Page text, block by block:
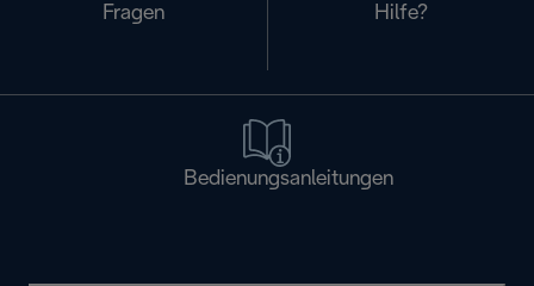
Fragen
Hilfe?
Bedienungsanleitungen